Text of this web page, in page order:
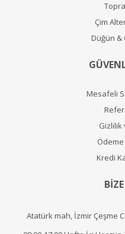
Çim
Düğün &
Mesafeli
Gizlilik
Kredi
Atatürk mah, İzmir Çeşme